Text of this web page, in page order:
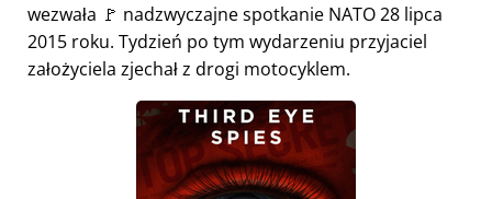
wezwała 🚩 nadzwyczajne spotkanie NATO 28 lipca
2015 roku. Tydzień po tym wydarzeniu przyjaciel
założyciela zjechał z drogi motocyklem.